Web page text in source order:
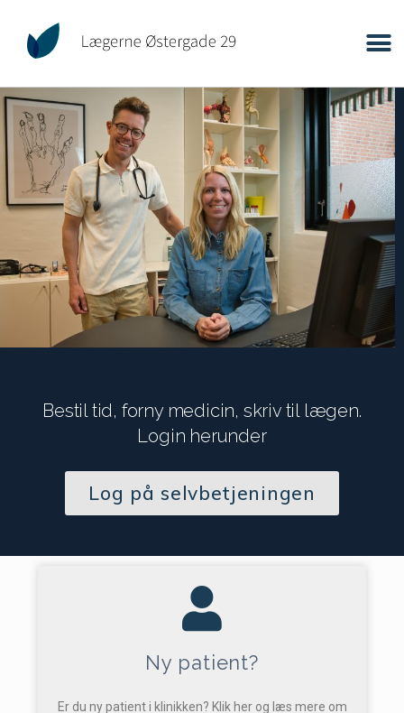
Bestil tid, forny medicin, skriv til lægen.
Login herunder
Log på selvbetjeningen
Ny patient?
Er du ny patient i klinikken? Klik her og læs mere om